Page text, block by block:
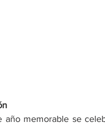
memorable se